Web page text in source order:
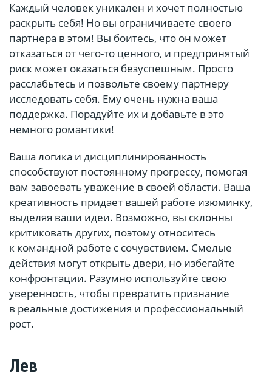
Каждый человек уникален и хочет полностью
раскрыть себя! Но вы ограничиваете своего
партнера в этом! Вы боитесь, что он может
отказаться от чего-то ценного, и предпринятый
риск может оказаться безуспешным. Просто
расслабьтесь и позвольте своему партнеру
исследовать себя. Ему очень нужна ваша
поддержка. Порадуйте их и добавьте в это
немного романтики!⠀
Ваша логика и дисциплинированность
способствуют постоянному прогрессу, помогая
вам завоевать уважение в своей области. Ваша
креативность придает вашей работе изюминку,
выделяя ваши идеи. Возможно, вы склонны
критиковать других, поэтому относитесь
к командной работе с сочувствием. Смелые
действия могут открыть двери, но избегайте
конфронтации. Разумно используйте свою
уверенность, чтобы превратить признание
в реальные достижения и профессиональный
рост.
Лев